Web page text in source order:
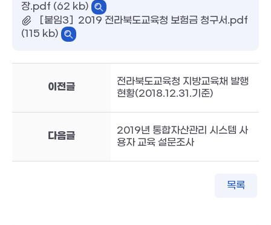
장.pdf (62 kb)
［붙임3］2019 전라북도교육청 보험금 청구서.pdf
(115 kb)
이전글
전라북도교육청 지방교육채 발행
현황(2018.12.31.기준)
다음글
2019년 통합자산관리 시스템 사
용자 교육 설문조사
목록